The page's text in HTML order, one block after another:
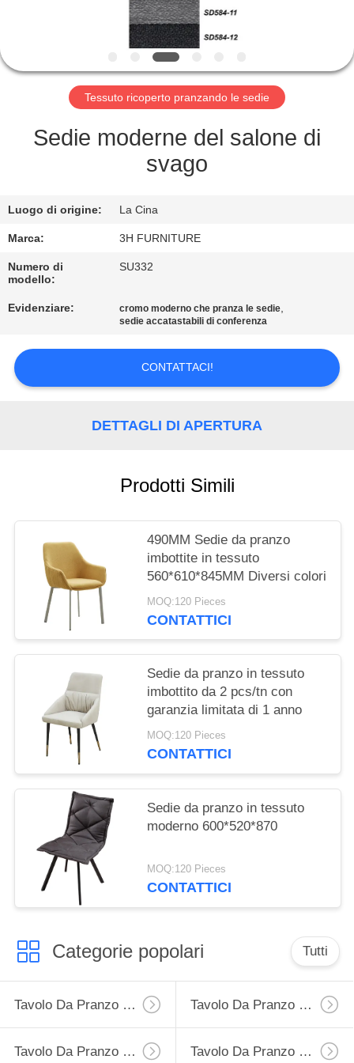
CONTROLLO
QUALITÀ
CONTATTO
STATI
RICHIEDA
UNA
CITAZIONE
MAPPA
SITO
PRIVACY
Tessuto ricoperto pranzando le sedie
Sedie moderne del salone di
svago
Luogo di origine: La Cina
Marca: 3H FURNITURE
Numero di
modello:
SU332
Evidenziare: cromo moderno che pranza le sedie,
sedie accatastabili di conferenza
CONTATTACI!
DETTAGLI DI APERTURA
Prodotti Simili
490MM Sedie da pranzo
imbottite in tessuto
560*610*845MM Diversi colori
MOQ:120 Pieces
CONTATTICI
Sedie da pranzo in tessuto
imbottito da 2 pcs/tn con
garanzia limitata di 1 anno
MOQ:120 Pieces
CONTATTICI
Sedie da pranzo in tessuto
moderno 600*520*870
MOQ:120 Pieces
CONTATTICI
Categorie popolari Tutti
Tavolo Da Pranzo Di Estensione Tavolo Da Pranzo Fisso
Tavolo Da Pranzo Di Vetro Temperato Tavolo Da Pranzo Di HPL